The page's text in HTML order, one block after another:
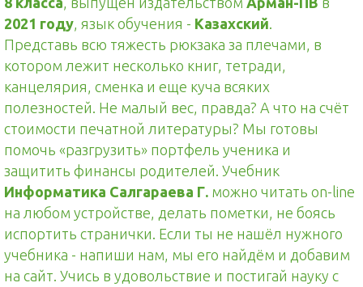
2021 году, язык обучения - Казахский.
Представь всю тяжесть рюкзака за плечами, в
котором лежит несколько книг, тетради,
канцелярия, сменка и еще куча всяких
полезностей. Не малый вес, правда? А что на счёт
стоимости печатной литературы? Мы готовы
помочь «разгрузить» портфель ученика и
защитить финансы родителей. Учебник
Информатика Салгараева Г. можно читать on-line
на любом устройстве, делать пометки, не боясь
испортить странички. Если ты не нашёл нужного
учебника - напиши нам, мы его найдём и добавим
на сайт. Учись в удовольствие и постигай науку с